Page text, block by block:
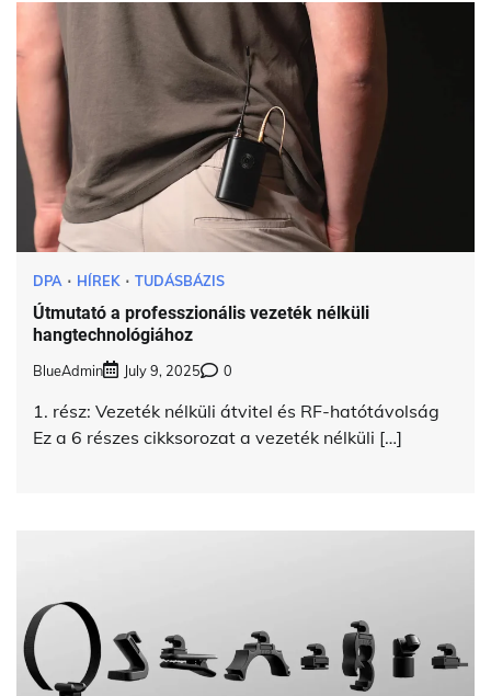
DPA HÍREK TUDÁSBÁZIS
Útmutató a professzionális vezeték nélküli
hangtechnológiához
BlueAdmin July 9, 2025 0
1. rész: Vezeték nélküli átvitel és RF-hatótávolság
Ez a 6 részes cikksorozat a vezeték nélküli […]